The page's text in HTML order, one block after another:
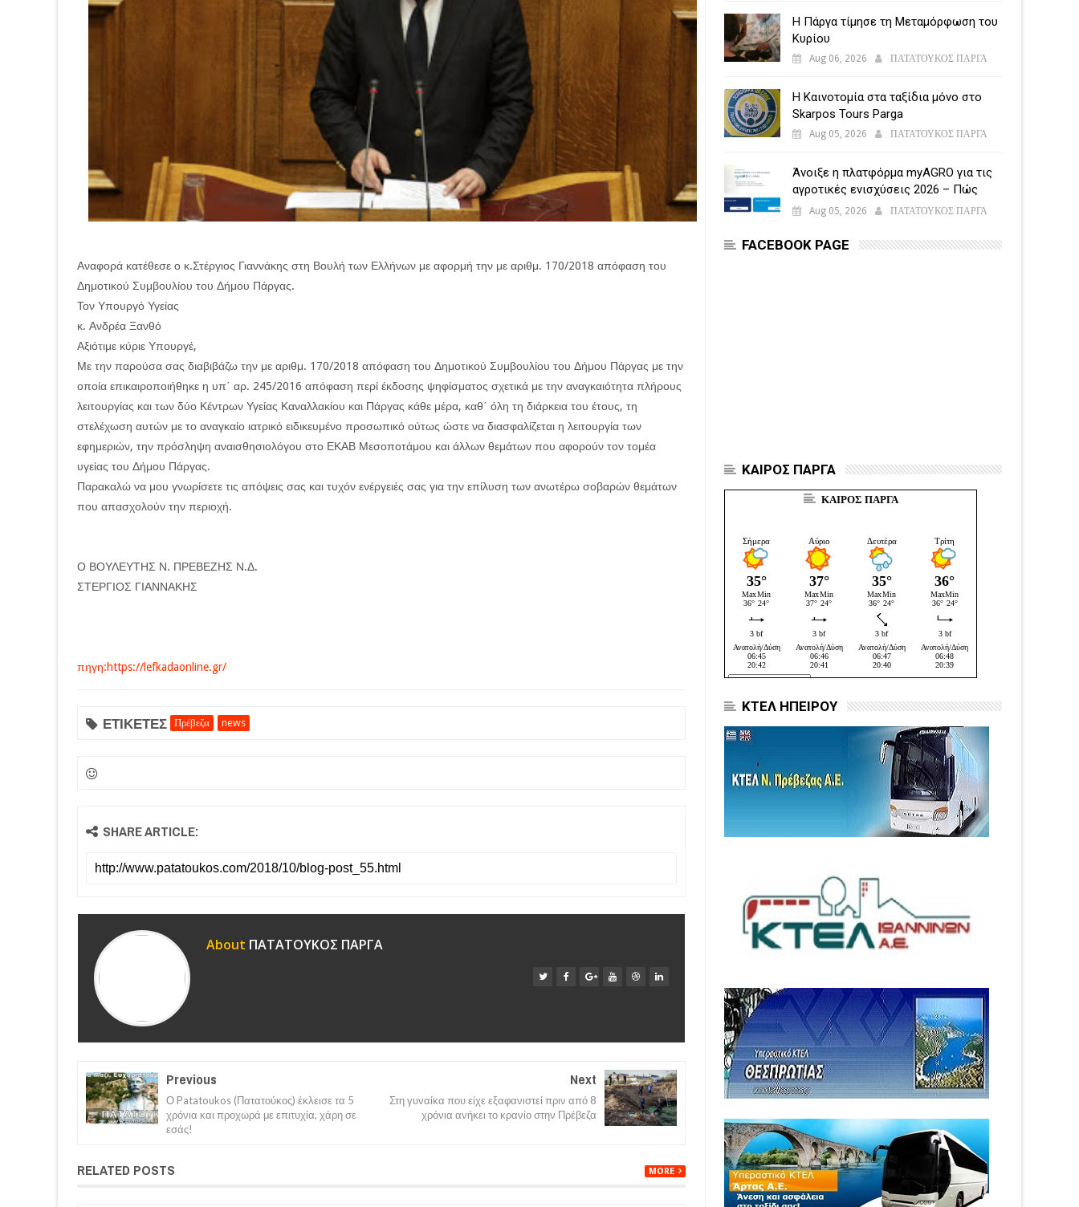
Αναφορά κατέθεσε ο κ.Στέργιος Γιαννάκης στη Βουλή των Ελλήνων με αφορμή την με αριθμ. 170/2018 απόφαση του
Δημοτικού Συμβουλίου του Δήμου Πάργας.
Τον Υπουργό Υγείας
κ. Ανδρέα Ξανθό
Αξιότιμε κύριε Υπουργέ,
Με την παρούσα σας διαβιβάζω την με αριθμ. 170/2018 απόφαση του Δημοτικού Συμβουλίου του Δήμου Πάργας με την
οποία επικαιροποιήθηκε η υπ΄ αρ. 245/2016 απόφαση περί έκδοσης ψηφίσματος σχετικά με την αναγκαιότητα πλήρους
λειτουργίας και των δύο Κέντρων Υγείας Καναλλακίου και Πάργας κάθε μέρα, καθ΄ όλη τη διάρκεια του έτους, τη
στελέχωση αυτών με το αναγκαίο ιατρικό ειδικευμένο προσωπικό ούτως ώστε να διασφαλίζεται η λειτουργία των
εφημεριών, την πρόσληψη αναισθησιολόγου στο ΕΚΑΒ Μεσοποτάμου και άλλων θεμάτων που αφορούν τον τομέα
υγείας του Δήμου Πάργας.
Παρακαλώ να μου γνωρίσετε τις απόψεις σας και τυχόν ενέργειές σας για την επίλυση των ανωτέρω σοβαρών θεμάτων
που απασχολούν την περιοχή.
Ο ΒΟΥΛΕΥΤΗΣ Ν. ΠΡΕΒΕΖΗΣ Ν.Δ.
ΣΤΕΡΓΙΟΣ ΓΙΑΝΝΑΚΗΣ
πηγη:https://lefkadaonline.gr/
ΕΤΙΚΕΤΕΣ Πρέβεζα news
SHARE ARTICLE:
About ΠΑΤΑΤΟΥΚΟΣ ΠΑΡΓΑ
Previous
Ο Patatoukos (Πατατούκος) έκλεισε τα 5
χρόνια και προχωρά με επιτυχία, χάρη σε
εσάς!
Next
Στη γυναίκα που είχε εξαφανιστεί πριν από 8
χρόνια ανήκει το κρανίο στην Πρέβεζα
RELATED POSTS MORE
Η Πάργα τίμησε τη Μεταμόρφωση του
Κυρίου
Aug 06, 2026 ΠΑΤΑΤΟΥΚΟΣ ΠΑΡΓΑ
Η Καινοτομία στα ταξίδια μόνο στο
Skarpos Tours Parga
Aug 05, 2026 ΠΑΤΑΤΟΥΚΟΣ ΠΑΡΓΑ
Άνοιξε η πλατφόρμα myAGRO για τις
αγροτικές ενισχύσεις 2026 – Πώς
υποβάλλεται η Ενιαία Αίτηση
Aug 05, 2026 ΠΑΤΑΤΟΥΚΟΣ ΠΑΡΓΑ
FACEBOOK PAGE
ΚΑΙΡΟΣ ΠΑΡΓΑ
ΚΑΙΡΟΣ ΠΑΡΓΑ
ΚΤΕΛ ΗΠΕΙΡΟΥ